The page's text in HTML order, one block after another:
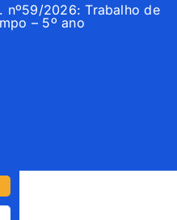
nº59/2026: Trabalho de
– 5º ano